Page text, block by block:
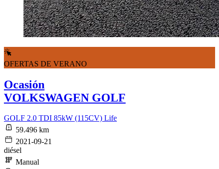
OFERTAS DE VERANO
Ocasión
VOLKSWAGEN GOLF
GOLF 2.0 TDI 85kW (115CV) Life
59.496 km
2021-09-21
diésel
Manual